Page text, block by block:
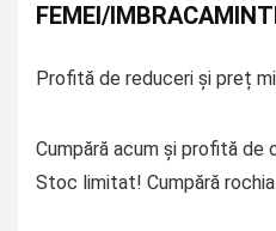
FEMEI/
Profită de reduceri și preț
Cumpără acum și profită de
Stoc limitat! Cumpără